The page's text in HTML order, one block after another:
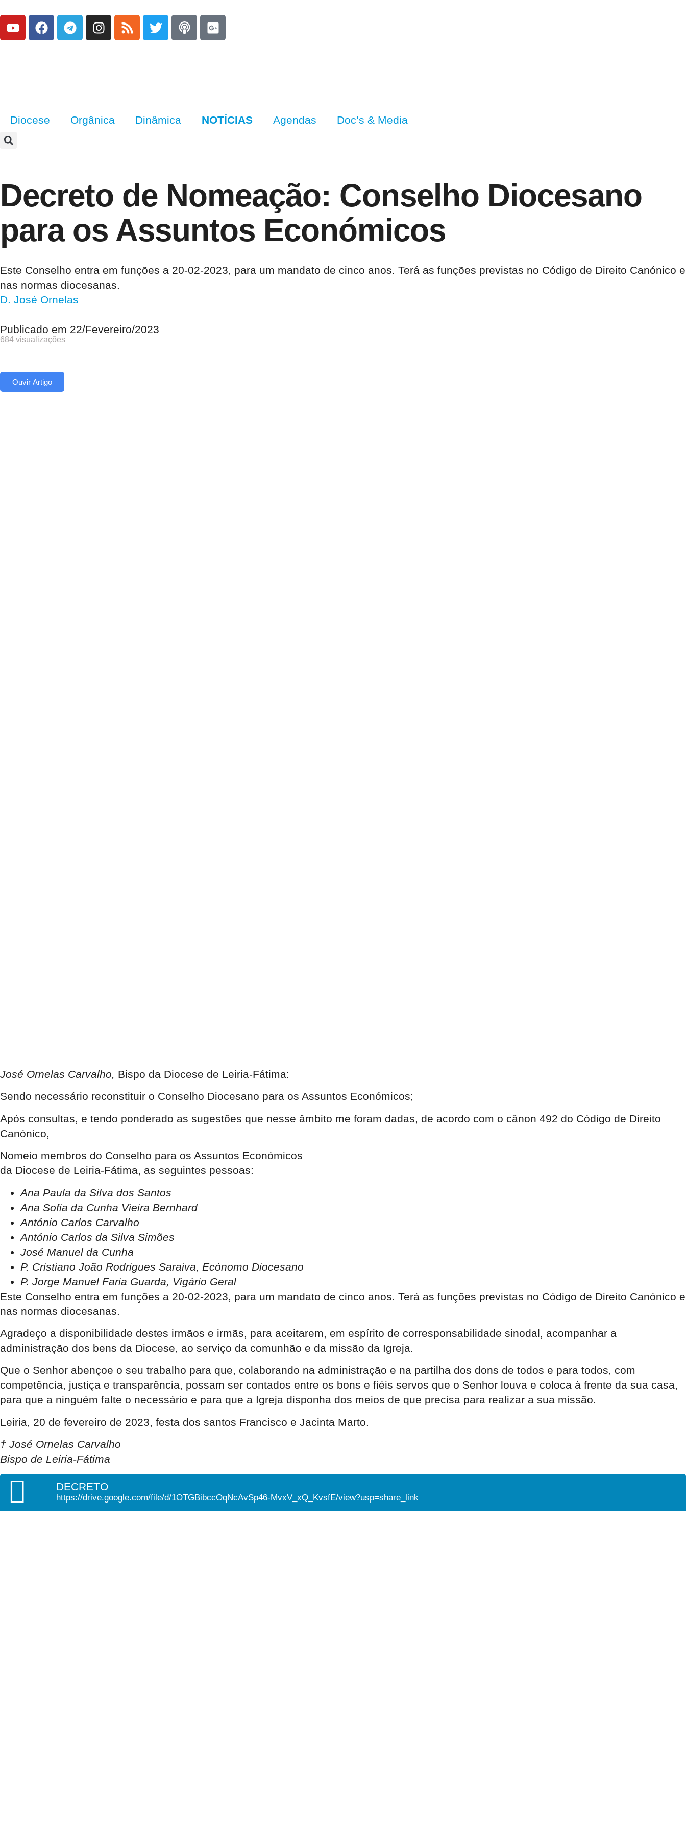
Diocese Orgânica Dinâmica NOTÍCIAS Agendas Doc’s & Media
Decreto de Nomeação: Conselho Diocesano
para os Assuntos Económicos
Este Conselho entra em funções a 20-02-2023, para um mandato de cinco anos. Terá as funções previstas no Código de Direito Canónico e
nas normas diocesanas.
D. José Ornelas
Publicado em 22/Fevereiro/2023
684 visualizações
Ouvir Artigo
José Ornelas Carvalho, Bispo da Diocese de Leiria-Fátima:
Sendo necessário reconstituir o Conselho Diocesano para os Assuntos Económicos;
Após consultas, e tendo ponderado as sugestões que nesse âmbito me foram dadas, de acordo com o cânon 492 do Código de Direito
Canónico,
Nomeio membros do Conselho para os Assuntos Económicos
da Diocese de Leiria-Fátima, as seguintes pessoas:
Ana Paula da Silva dos Santos
Ana Sofia da Cunha Vieira Bernhard
António Carlos Carvalho
António Carlos da Silva Simões
José Manuel da Cunha
P. Cristiano João Rodrigues Saraiva, Ecónomo Diocesano
P. Jorge Manuel Faria Guarda, Vigário Geral
Este Conselho entra em funções a 20-02-2023, para um mandato de cinco anos. Terá as funções previstas no Código de Direito Canónico e
nas normas diocesanas.
Agradeço a disponibilidade destes irmãos e irmãs, para aceitarem, em espírito de corresponsabilidade sinodal, acompanhar a
administração dos bens da Diocese, ao serviço da comunhão e da missão da Igreja.
Que o Senhor abençoe o seu trabalho para que, colaborando na administração e na partilha dos dons de todos e para todos, com
competência, justiça e transparência, possam ser contados entre os bons e fiéis servos que o Senhor louva e coloca à frente da sua casa,
para que a ninguém falte o necessário e para que a Igreja disponha dos meios de que precisa para realizar a sua missão.
Leiria, 20 de fevereiro de 2023, festa dos santos Francisco e Jacinta Marto.
† José Ornelas Carvalho
Bispo de Leiria-Fátima
DECRETO
https://drive.google.com/file/d/1OTGBibccOqNcAvSp46-MvxV_xQ_KvsfE/view?usp=share_link